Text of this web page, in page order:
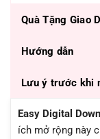
Quà Tặng Giao
Hướng dẫn
Lưu ý trước khi
Easy Digital
ích mở rộng này